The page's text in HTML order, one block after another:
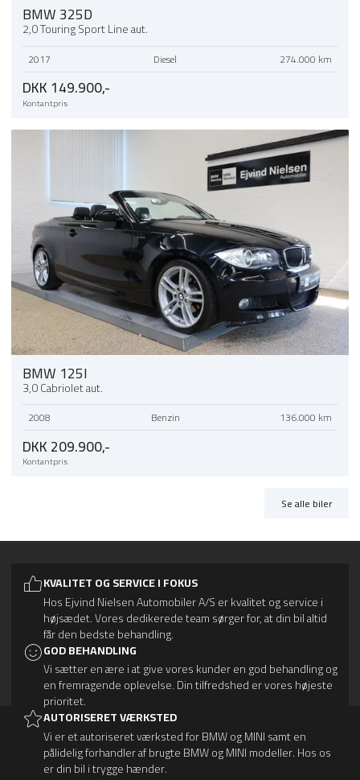
BMW 325D
2,0 Touring Sport Line aut.
2017 Diesel 274.000 km
DKK 149.900,-
Kontantpris
BMW 125I
3,0 Cabriolet aut.
2008 Benzin 136.000 km
DKK 209.900,-
Kontantpris
Se alle biler
KVALITET OG SERVICE I FOKUS
Hos Ejvind Nielsen Automobiler A/S er kvalitet og service i
højsædet. Vores dedikerede team sørger for, at din bil altid
får den bedste behandling.
GOD BEHANDLING
Vi sætter en ære i at give vores kunder en god behandling og
en fremragende oplevelse. Din tilfredshed er vores højeste
prioritet.
AUTORISERET VÆRKSTED
Vi er et autoriseret værksted for BMW og MINI samt en
pålidelig forhandler af brugte BMW og MINI modeller. Hos os
er din bil i trygge hænder.